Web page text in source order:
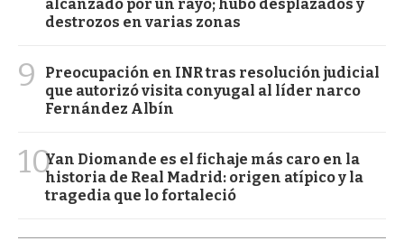
alcanzado por un rayo; hubo desplazados y
destrozos en varias zonas
9
Preocupación en INR tras resolución judicial
que autorizó visita conyugal al líder narco
Fernández Albín
10Yan Diomande es el fichaje más caro en la
historia de Real Madrid: origen atípico y la
tragedia que lo fortaleció